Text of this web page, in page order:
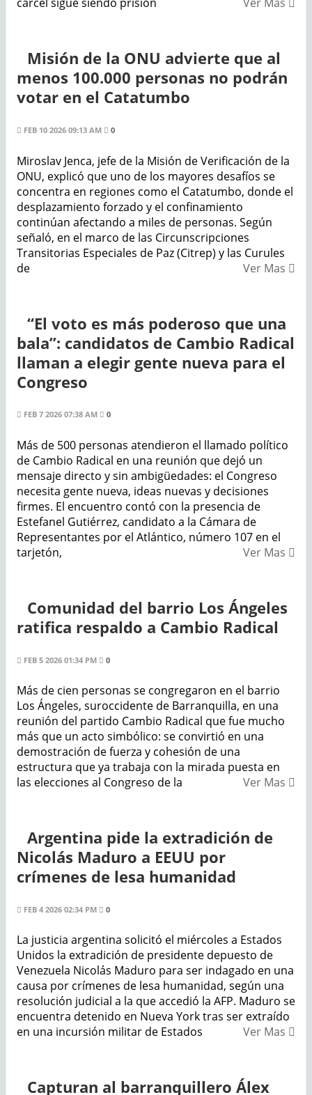
cárcel sigue siendo prisión
Ver Mas
Misión de la ONU advierte que al
menos 100.000 personas no podrán
votar en el Catatumbo
FEB 10 2026 09:13 AM 0
Miroslav Jenca, jefe de la Misión de Verificación de la
ONU, explicó que uno de los mayores desafíos se
concentra en regiones como el Catatumbo, donde el
desplazamiento forzado y el confinamiento
continúan afectando a miles de personas. Según
señaló, en el marco de las Circunscripciones
Transitorias Especiales de Paz (Citrep) y las Curules
de
Ver Mas
“El voto es más poderoso que una
bala”: candidatos de Cambio Radical
llaman a elegir gente nueva para el
Congreso
FEB 7 2026 07:38 AM 0
Más de 500 personas atendieron el llamado político
de Cambio Radical en una reunión que dejó un
mensaje directo y sin ambigüedades: el Congreso
necesita gente nueva, ideas nuevas y decisiones
firmes. El encuentro contó con la presencia de
Estefanel Gutiérrez, candidato a la Cámara de
Representantes por el Atlántico, número 107 en el
tarjetón,
Ver Mas
Comunidad del barrio Los Ángeles
ratifica respaldo a Cambio Radical
FEB 5 2026 01:34 PM 0
Más de cien personas se congregaron en el barrio
Los Ángeles, suroccidente de Barranquilla, en una
reunión del partido Cambio Radical que fue mucho
más que un acto simbólico: se convirtió en una
demostración de fuerza y cohesión de una
estructura que ya trabaja con la mirada puesta en
las elecciones al Congreso de la
Ver Mas
Argentina pide la extradición de
Nicolás Maduro a EEUU por
crímenes de lesa humanidad
FEB 4 2026 02:34 PM 0
La justicia argentina solicitó el miércoles a Estados
Unidos la extradición de presidente depuesto de
Venezuela Nicolás Maduro para ser indagado en una
causa por crímenes de lesa humanidad, según una
resolución judicial a la que accedió la AFP. Maduro se
encuentra detenido en Nueva York tras ser extraído
en una incursión militar de Estados
Ver Mas
Capturan al barranquillero Álex